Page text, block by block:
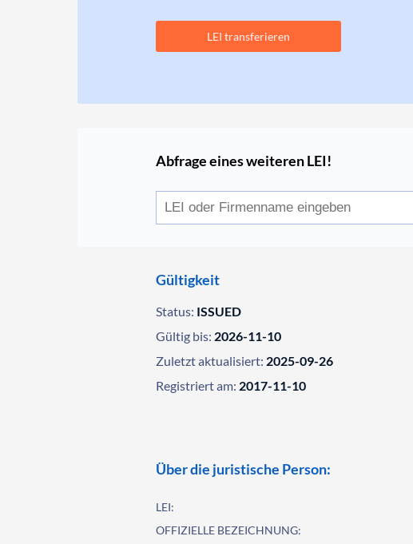
LEI transferieren
Abfrage eines weiteren LEI!
Gültigkeit
Status: ISSUED
Gültig bis: 2026-11-10
Zuletzt aktualisiert: 2025-09-26
Registriert am: 2017-11-10
Über die juristische Person:
LEI:
OFFIZIELLE BEZEICHNUNG: